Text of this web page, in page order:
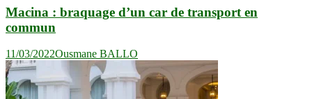
Macina : braquage d’un car de transport en
commun
11/03/2022Ousmane BALLO